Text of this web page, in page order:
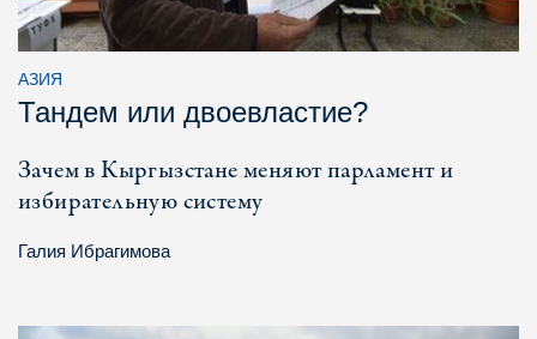
АЗИЯ
Тандем или двоевластие?
Зачем в Кыргызстане меняют парламент и
избирательную систему
Галия Ибрагимова